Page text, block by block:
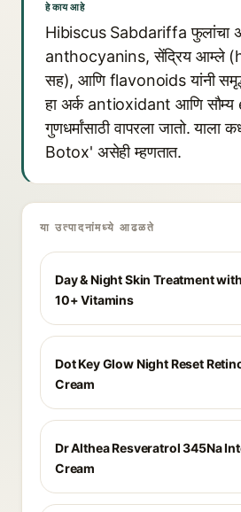
हे काय आहे
Hibiscus Sabdariffa फुलांचा
anthocyanins, सेंद्रिय आम्ले
सह), आणि flavonoids यांनी
हा अर्क antioxidant आणि
गुणधर्मांसाठी वापरला जातो.
Botox' असेही म्हणतात.
या उत्पादनांमध्ये आढळते
Day & Night Skin Treatment
10+ Vitamins
Dot Key Glow Night Reset
Cream
Dr Althea Resveratrol 345Na
Cream